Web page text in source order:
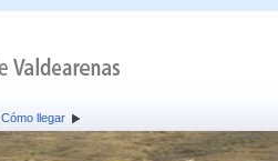
Cómo llegar